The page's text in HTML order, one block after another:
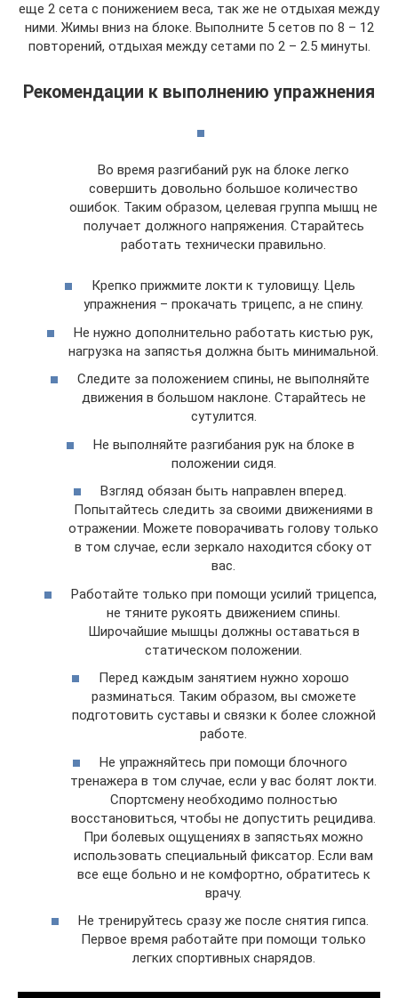
еще 2 сета с понижением веса, так же не отдыхая между
ними. Жимы вниз на блоке. Выполните 5 сетов по 8 – 12
повторений, отдыхая между сетами по 2 – 2.5 минуты.
Рекомендации к выполнению упражнения
Во время разгибаний рук на блоке легко
совершить довольно большое количество
ошибок. Таким образом, целевая группа мышц не
получает должного напряжения. Старайтесь
работать технически правильно.
Крепко прижмите локти к туловищу. Цель
упражнения – прокачать трицепс, а не спину.
Не нужно дополнительно работать кистью рук,
нагрузка на запястья должна быть минимальной.
Следите за положением спины, не выполняйте
движения в большом наклоне. Старайтесь не
сутулится.
Не выполняйте разгибания рук на блоке в
положении сидя.
Взгляд обязан быть направлен вперед.
Попытайтесь следить за своими движениями в
отражении. Можете поворачивать голову только
в том случае, если зеркало находится сбоку от
вас.
Работайте только при помощи усилий трицепса,
не тяните рукоять движением спины.
Широчайшие мышцы должны оставаться в
статическом положении.
Перед каждым занятием нужно хорошо
разминаться. Таким образом, вы сможете
подготовить суставы и связки к более сложной
работе.
Не упражняйтесь при помощи блочного
тренажера в том случае, если у вас болят локти.
Спортсмену необходимо полностью
восстановиться, чтобы не допустить рецидива.
При болевых ощущениях в запястьях можно
использовать специальный фиксатор. Если вам
все еще больно и не комфортно, обратитесь к
врачу.
Не тренируйтесь сразу же после снятия гипса.
Первое время работайте при помощи только
легких спортивных снарядов.